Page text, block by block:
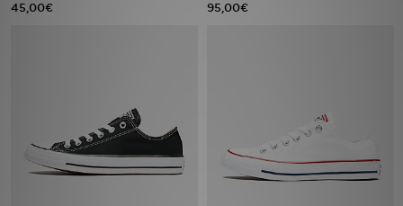
45,00€ 95,00€
Mon JD
Nos Magasins
Télécharge l'Appli